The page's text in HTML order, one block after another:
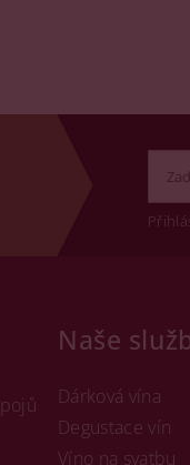
Naše
Dárková vína
Degustace vín
Víno na svatbu